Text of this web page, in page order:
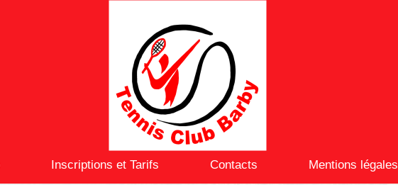
Inscriptions et Tarifs Contacts Mentions légales